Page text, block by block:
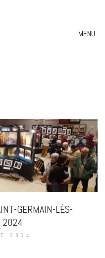
MENU
GERMAIN-LÈS-
2024
2024